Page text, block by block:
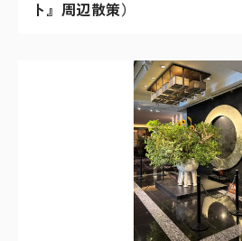
ト』周辺散策）